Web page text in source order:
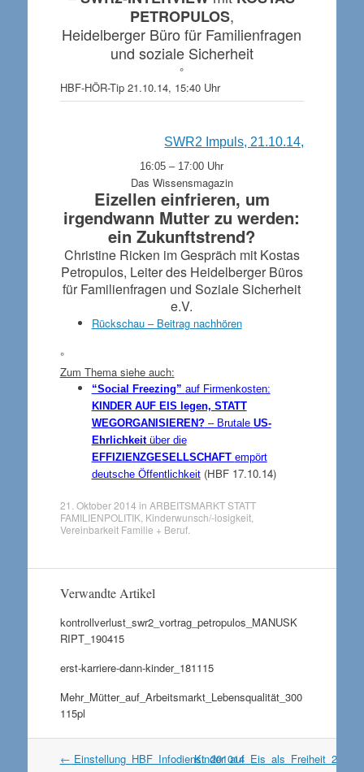
PETROPULOS,
Heidelberger Büro für Familienfragen
und soziale Sicherheit
°
HBF-HÖR-Tip 21.10.14, 15:40 Uhr
SWR2 Impuls, 21.10.14,
16:05 – 17:00 Uhr
Das Wissensmagazin
Eizellen einfrieren, um
irgendwann Mutter zu werden:
ein Zukunftstrend?
Christine Ricken im Gespräch mit Kostas
Petropulos, Leiter des Heidelberger Büros
für Familienfragen und Soziale Sicherheit
e.V.
Rückschau – Beitrag nachhören
°
Zum Thema siehe auch:
“Social Freezing” auf Firmenkosten:
KINDER AUF EIS legen, STATT
WEGORGANISIEREN?– Brutale US-
Ehrlichkeitüber die
EFFIZIENZGESELLSCHAFT empört
deutsche Öffentlichkeit (HBF 17.10.14)
21. Oktober 2014 in ARBEITSMARKT STATT
FAMILIENPOLITIK, Kinderwunsch/-losigkeit,
Vereinbarkeit Familie + Beruf.
Verwandte Artikel
kontrollverlust_swr2_vortrag_petropulos_MANUSK
RIPT_190415
erst-karriere-dann-kinder_181115
Mehr_Mütter_auf_Arbeitsmarkt_Lebensqualität_300
115pl
Artikel
← Einstellung_HBF_Infodienst_201014